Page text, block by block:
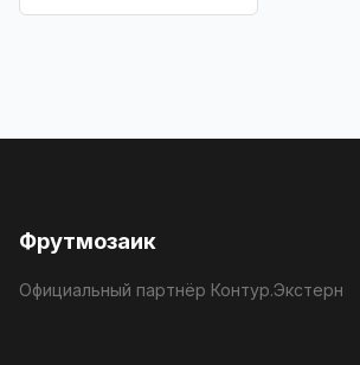
Фрутмозаик
Официальный партнёр Контур.Экстерн